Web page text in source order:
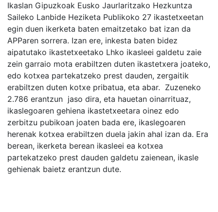
Ikaslan Gipuzkoak Eusko Jaurlaritzako Hezkuntza
Saileko Lanbide Heziketa Publikoko 27 ikastetxeetan
egin duen ikerketa baten emaitzetako bat izan da
APParen sorrera. Izan ere, inkesta baten bidez
aipatutako ikastetxeetako Lhko ikasleei galdetu zaie
zein garraio mota erabiltzen duten ikastetxera joateko,
edo kotxea partekatzeko prest dauden, zergaitik
erabiltzen duten kotxe pribatua, eta abar. Zuzeneko
2.786 erantzun jaso dira, eta hauetan oinarrituaz,
ikaslegoaren gehiena ikastetxeetara oinez edo
zerbitzu pubikoan joaten bada ere, ikaslegoaren
herenak kotxea erabiltzen duela jakin ahal izan da. Era
berean, ikerketa berean ikasleei ea kotxea
partekatzeko prest dauden galdetu zaienean, ikasle
gehienak baietz erantzun dute.